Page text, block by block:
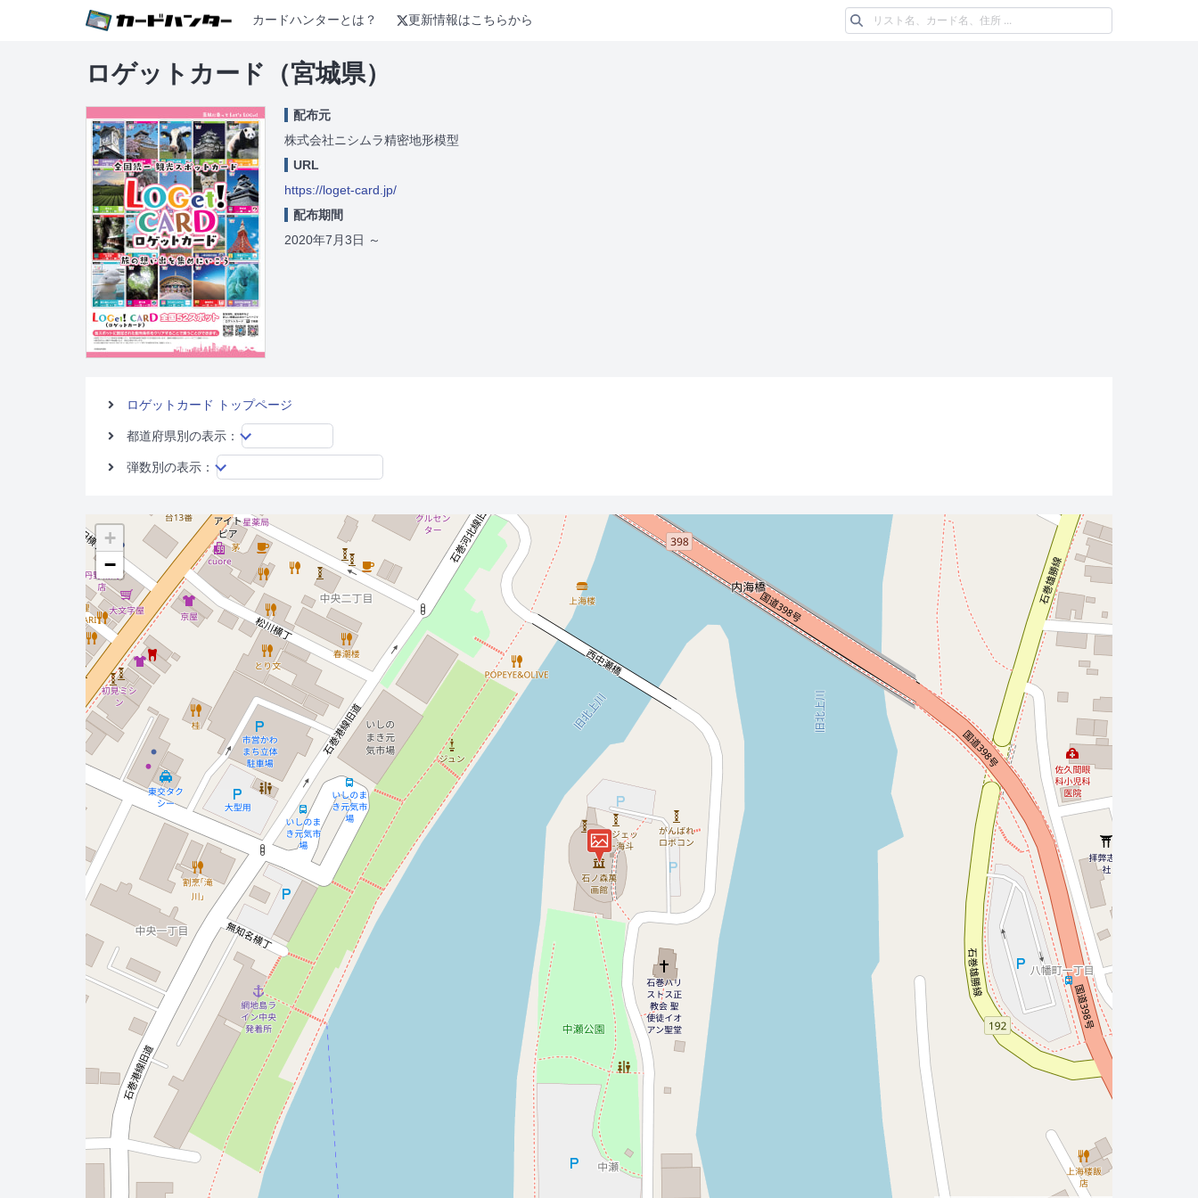
カードハンターとは？ 更新情報はこちらから
ロゲットカード（宮城県）
配布元
株式会社ニシムラ精密地形模型
URL
https://loget-card.jp/
配布期間
2020年7月3日 ～
ロゲットカード トップページ
都道府県別の表示：
弾数別の表示：
+
−